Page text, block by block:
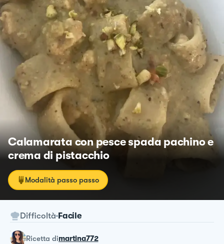
Calamarata con pesce spada pachino e
crema di pistacchio
Modalità passo passo
Difficoltà Facile
ricetta dimartina772